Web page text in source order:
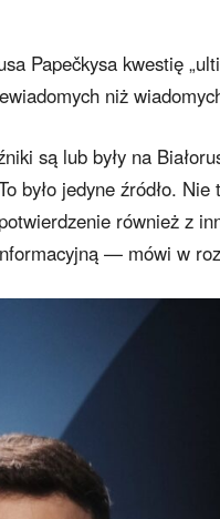
Papečkysa kwestię
niż
są lub były na
było jedyne źródło.
również z
— mówi w